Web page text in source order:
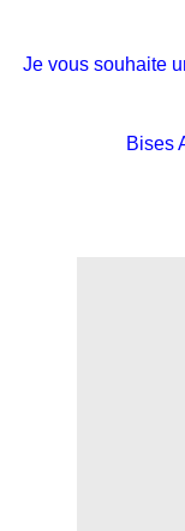
Je vous souhaite
Bises